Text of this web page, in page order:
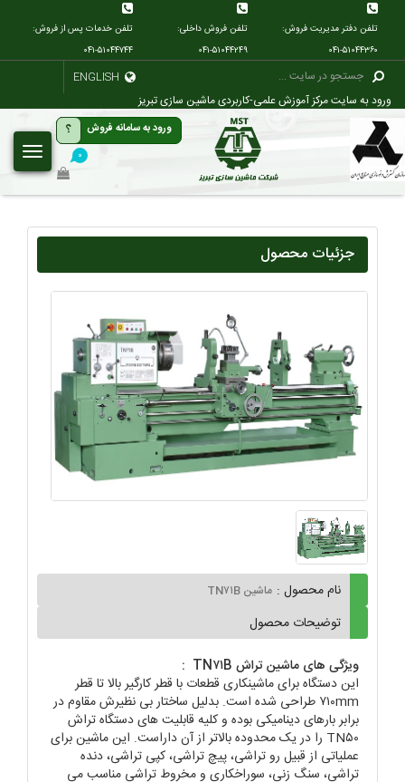
تلفن دفتر مدیریت فروش:
۰۴۱-۵۱۰۴۴۳۶۰
تلفن فروش داخلی:
۰۴۱-۵۱۰۴۴۲۴۹
تلفن خدمات پس از فروش:
۰۴۱-۵۱۰۴۴۷۴۴
ورود به سایت مرکز آموزش علمی-کاربردی ماشین سازی تبریز
ورود به سامانه فروش ؟
۰
جزئیات محصول
نام محصول : ماشین TN۷۱B
توضیحات محصول
ویژگی های ماشین تراش TN۷۱B :
این دستگاه برای ماشینکاری قطعات با قطر کارگیر بالا تا قطر
mm
۷۱۰ طراحی شده است. بدلیل ساختار بی نظیرش مقاوم در
برابر بارهای دینامیکی بوده و کلیه قابلیت های دستگاه تراش
TN۵۰ را در یک محدوده بالاتر از آن داراست. این ماشین برای
عملیاتی از قبیل رو تراشی، پیچ تراشی، کپی تراشی، دنده
تراشی، سنگ زنی، سوراخکاری و مخروط تراشی مناسب می